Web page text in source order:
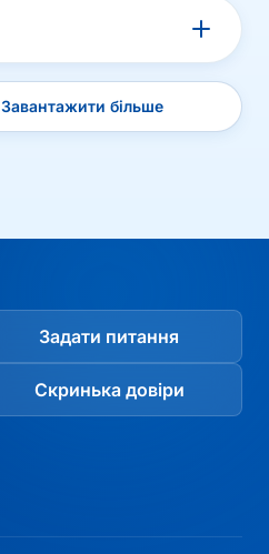
Завантажити більше
Задати питання
Скринька довіри